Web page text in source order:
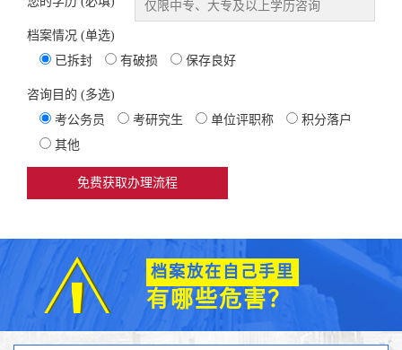
档案情况 (单选)
已拆封
有破损 保存良好
咨询目的 (多选)
考公务员
考研究生 单位评职称
积分落户
其他
档案放在自己手里
有哪些危害？